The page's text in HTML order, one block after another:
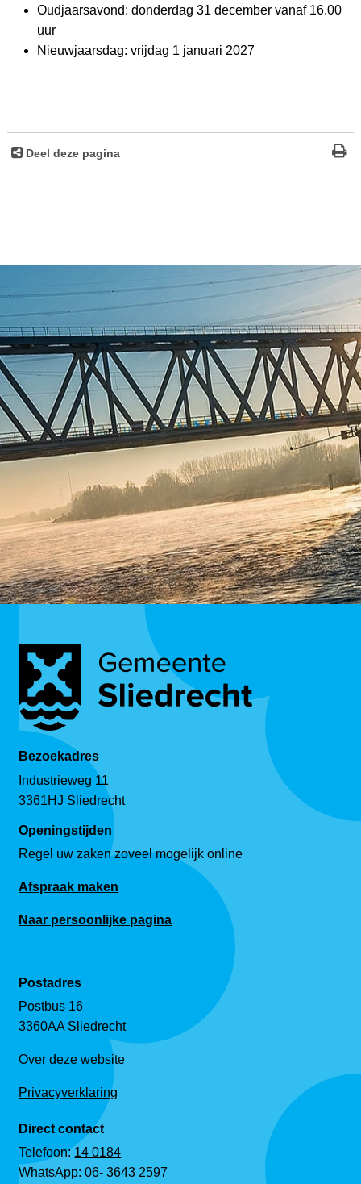
Oudjaarsavond: donderdag 31 december vanaf 16.00
uur
Nieuwjaarsdag: vrijdag 1 januari 2027
Deel deze pagina
Bezoekadres
Industrieweg 11
3361HJ Sliedrecht
Openingstijden
Regel uw zaken zoveel mogelijk online
Afspraak maken
Naar persoonlijke pagina
Postadres
Postbus 16
3360AA Sliedrecht
Over deze website
Privacyverklaring
Direct contact
Telefoon:14 0184
WhatsApp:06- 3643 2597